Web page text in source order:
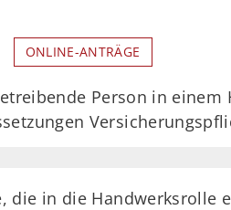
ONLINE-ANTRÄGE
Person in
die in die Handwerksrolle